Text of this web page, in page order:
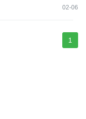
02-06
造特定URL，导致反射
1